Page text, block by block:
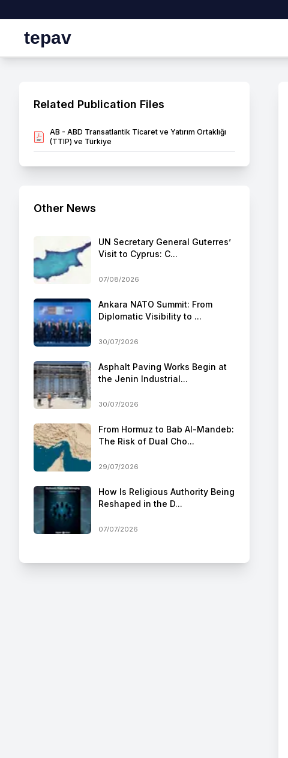
tepav
Related Publication Files
AB - ABD Transatlantik Ticaret ve Yatırım Ortaklığı
(TTIP) ve Türkiye
Other News
UN Secretary General Guterres’
Visit to Cyprus: C...
07/08/2026
Ankara NATO Summit: From
Diplomatic Visibility to ...
30/07/2026
Asphalt Paving Works Begin at
the Jenin Industrial...
30/07/2026
From Hormuz to Bab Al-Mandeb:
The Risk of Dual Cho...
29/07/2026
How Is Religious Authority Being
Reshaped in the D...
07/07/2026